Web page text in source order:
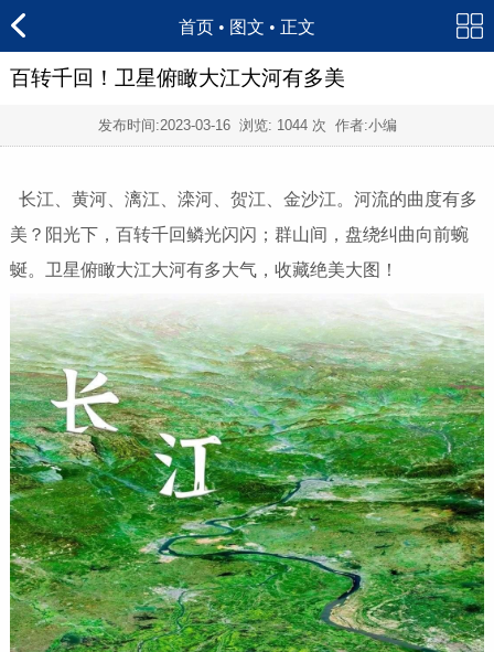
首页 • 图文 • 正文
百转千回！卫星俯瞰大江大河有多美
发布时间:2023-03-16浏览: 1044 次 作者:小编
长江、黄河、漓江、滦河、贺江、金沙江。河流的曲度有多
美？阳光下，百转千回鳞光闪闪；群山间，盘绕纠曲向前蜿
蜒。卫星俯瞰大江大河有多大气，收藏绝美大图！